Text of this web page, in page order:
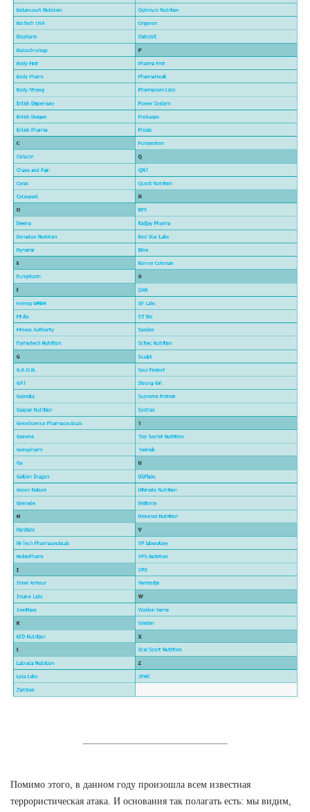
Помимо этого, в данном году произошла всем известная
террористическая атака. И основания так полагать есть: мы видим,